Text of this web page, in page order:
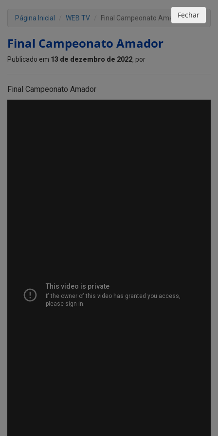
Página Inicial WEB TV Final Campeonato Amador
Final Campeonato Amador
Publicado em 13 de dezembro de 2022, por
Final Campeonato Amador
Fechar